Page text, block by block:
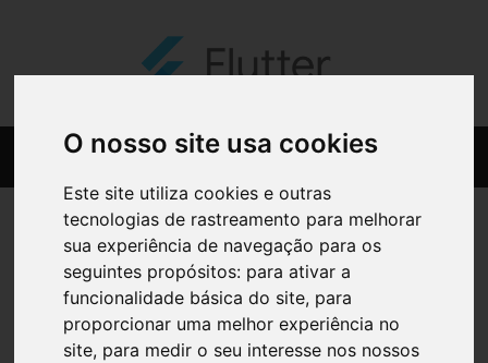
O nosso site usa cookies
Este site utiliza cookies e outras
tecnologias de rastreamento para melhorar
sua experiência de navegação para os
seguintes propósitos: para ativar a
funcionalidade básica do site, para
proporcionar uma melhor experiência no
site, para medir o seu interesse nos nossos